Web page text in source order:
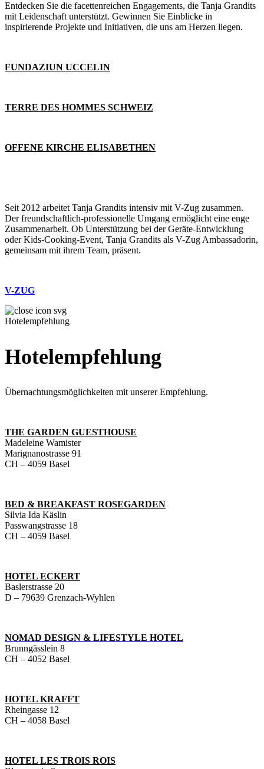
Entdecken Sie die facettenreichen Engagements, die Tanja Grandits
mit Leidenschaft unterstützt. Gewinnen Sie Einblicke in
inspirierende Projekte und Initiativen, die uns am Herzen liegen.
FUNDAZIUN UCCELIN
TERRE DES HOMMES SCHWEIZ
OFFENE KIRCHE ELISABETHEN
Seit 2012 arbeitet Tanja Grandits intensiv mit V-Zug zusammen.
Der freundschaftlich-professionelle Umgang ermöglicht eine enge
Zusammenarbeit. Ob Unterstützung bei der Geräte-Entwicklung
oder Kids-Cooking-Event, Tanja Grandits als V-Zug Ambassadorin,
gemeinsam mit ihrem Team, präsent.
V-ZUG
Hotelempfehlung
Hotelempfehlung
Übernachtungsmöglichkeiten mit unserer Empfehlung.
THE GARDEN GUESTHOUSE
Madeleine Wamister
Marignanostrasse 91
CH – 4059 Basel
BED & BREAKFAST ROSEGARDEN
Silvia Ida Käslin
Passwangstrasse 18
CH – 4059 Basel
HOTEL ECKERT
Baslerstrasse 20
D – 79639 Grenzach-Wyhlen
NOMAD DESIGN & LIFESTYLE HOTEL
Brunngässlein 8
CH – 4052 Basel
HOTEL KRAFFT
Rheingasse 12
CH – 4058 Basel
HOTEL LES TROIS ROIS